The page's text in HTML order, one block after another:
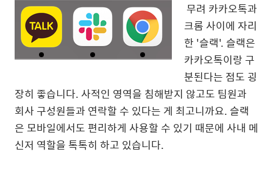
무려 카카오톡과
크롬 사이에 자리
한 '슬랙'. 슬랙은
카카오톡이랑 구
분된다는 점도 굉
장히 좋습니다. 사적인 영역을 침해받지 않고도 팀원과
회사 구성원들과 연락할 수 있다는 게 최고니까요. 슬랙
은 모바일에서도 편리하게 사용할 수 있기 때문에 사내 메
신저 역할을 톡톡히 하고 있습니다.